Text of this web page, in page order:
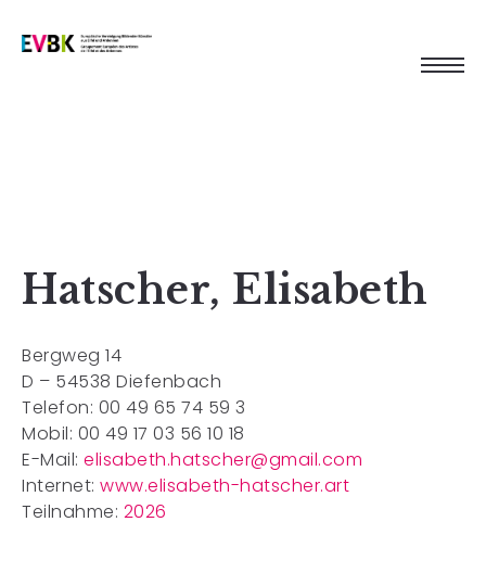
Hatscher, Elisabeth
Bergweg 14
D – 54538 Diefenbach
Telefon: 00 49 65 74 59 3
Mobil: 00 49 17 03 56 10 18
E-Mail: elisabeth.hatscher@gmail.com
Internet: www.elisabeth-hatscher.art
Teilnahme: 2026